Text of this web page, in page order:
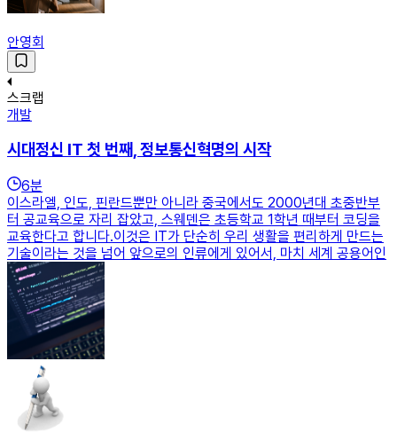
안영회
스크랩
개발
시대정신 IT 첫 번째, 정보통신혁명의 시작
6분
이스라엘, 인도, 핀란드뿐만 아니라 중국에서도 2000년대 초중반부
터 공교육으로 자리 잡았고, 스웨덴은 초등학교 1학년 때부터 코딩을
교육한다고 합니다.이것은 IT가 단순히 우리 생활을 편리하게 만드는
기술이라는 것을 넘어 앞으로의 인류에게 있어서, 마치 세계 공용어인